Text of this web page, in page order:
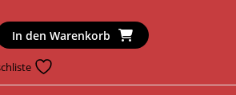
In den Warenkorb